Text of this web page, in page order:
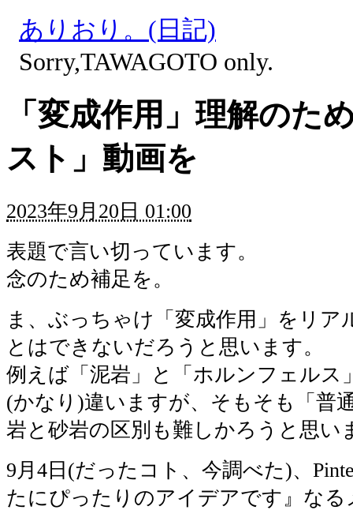
ありおり。(日記)
Sorry,TAWAGOTO only.
「変成作用」理解のた
スト」動画を
2023年9月20日 01:00
表題で言い切っています。
念のため補足を。
ま、ぶっちゃけ「変成作用」をリア
とはできないだろうと思います。
例えば「泥岩」と「ホルンフェルス
(かなり)違いますが、そもそも「普
岩と砂岩の区別も難しかろうと思い
9月4日(だったコト、今調べた)、
たにぴったりのアイデアです』なる